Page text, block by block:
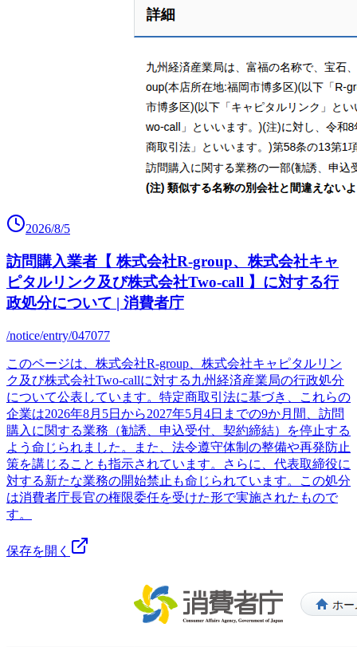
2026/8/5
訪問購入業者【 株式会社R-group、株式会社キャ
ピタルリンク及び株式会社Two-call 】に対する行
政処分について | 消費者庁
/notice/entry/047077
このページは、株式会社R-group、株式会社キャピタルリン
ク及び株式会社Two-callに対する九州経済産業局の行政処分
について公表しています。特定商取引法に基づき、これらの
企業は2026年8月5日から2027年5月4日までの9か月間、訪問
購入に関する業務（勧誘、申込受付、契約締結）を停止する
よう命じられました。また、法令遵守体制の整備や再発防止
策を講じることも指示されています。さらに、代表取締役に
対する新たな業務の開始禁止も命じられています。この処分
は消費者庁長官の権限委任を受けた形で実施されたもので
す。
保存を開く